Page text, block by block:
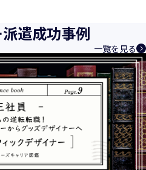
報及び特定個人情報などを、人
ービス、請負サービス、その
の場の創造」と「就業の機会の
た、従業者の情報及び特定個人
します。これらから当社にとっ
の保護が重大な責務であると同
徹底することは企業の社会的責
で、個人情報保護理念と自ら定
的使命を十分に認識し、本人の
る法規制等を遵守致します。
化するための個人情報保護マネ
遣成功事例
一覧を見る